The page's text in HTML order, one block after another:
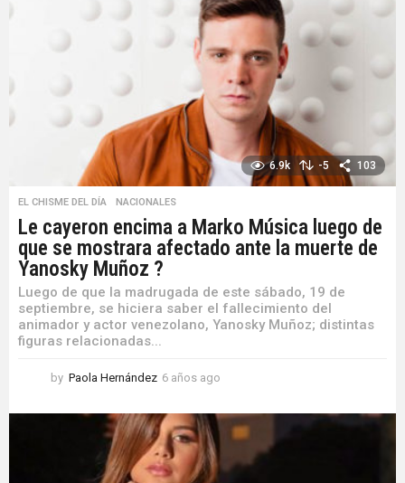
o
s
a
g
6.9k -5 103
EL CHISME DEL DÍA ,NACIONALES
Le cayeron encima a Marko Música luego de
que se mostrara afectado ante la muerte de
Yanosky Muñoz ?
Luego de que la madrugada de este sábado, 19 de
septiembre, se hiciera saber el fallecimiento del
animador y actor venezolano, Yanosky Muñoz; distintas
figuras relacionadas...
by Paola Hernández 6 años ago
ñ